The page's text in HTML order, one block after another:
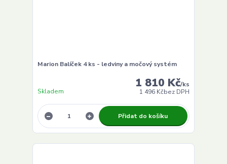
Marion Balíček 4 ks - ledviny a močový systém
1 810 Kč/ks
1 496 Kčbez DPH
Skladem
Přidat do košíku